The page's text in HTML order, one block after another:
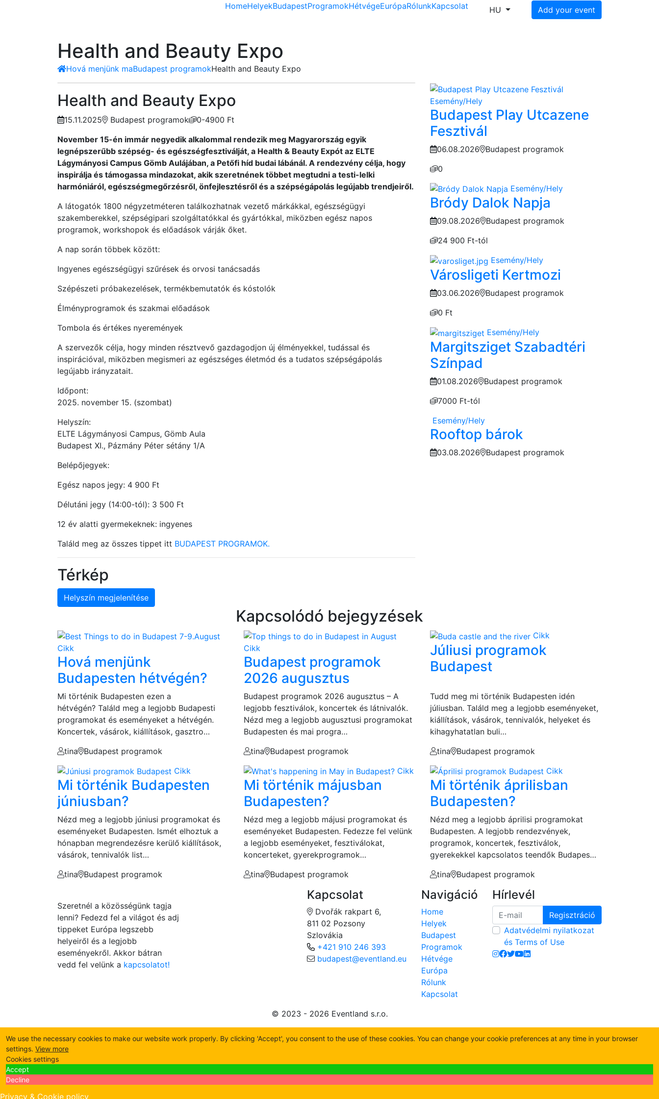
HomeHelyekBudapestProgramokHétvégeEurópaRólunkKapcsolat HU Add your event
Health and Beauty Expo
Hová menjünk maBudapest programokHealth and Beauty Expo
Health and Beauty Expo
15.11.2025 Budapest programok
0-4900 Ft
November 15-én immár negyedik alkalommal rendezik meg Magyarország egyik
legnépszerűbb szépség- és egészségfesztiválját, a Health & Beauty Expót az ELTE
Lágymányosi Campus Gömb Aulájában, a Petőfi híd budai lábánál. A rendezvény célja, hogy
inspirálja és támogassa mindazokat, akik szeretnének többet megtudni a testi-lelki
harmóniáról, egészségmegőrzésről, önfejlesztésről és a szépségápolás legújabb trendjeiről.
A látogatók 1800 négyzetméteren találkozhatnak vezető márkákkal, egészségügyi
szakemberekkel, szépségipari szolgáltatókkal és gyártókkal, miközben egész napos
programok, workshopok és előadások várják őket.
A nap során többek között:
Ingyenes egészségügyi szűrések és orvosi tanácsadás
Szépészeti próbakezelések, termékbemutatók és kóstolók
Élményprogramok és szakmai előadások
Tombola és értékes nyeremények
A szervezők célja, hogy minden résztvevő gazdagodjon új élményekkel, tudással és
inspirációval, miközben megismeri az egészséges életmód és a tudatos szépségápolás
legújabb irányzatait.
Időpont:
2025. november 15. (szombat)
Helyszín:
ELTE Lágymányosi Campus, Gömb Aula
Budapest XI., Pázmány Péter sétány 1/A
Belépőjegyek:
Egész napos jegy: 4 900 Ft
Délutáni jegy (14:00-tól): 3 500 Ft
12 év alatti gyermekeknek: ingyenes
Találd meg az összes tippet itt BUDAPEST PROGRAMOK.
Térkép
Helyszín megjelenítése
Esemény/Hely
Budapest Play Utcazene
Fesztivál
06.08.2026
Budapest programok
0
Esemény/Hely
Bródy Dalok Napja
09.08.2026
Budapest programok
24 900 Ft-tól
Esemény/Hely
Városligeti Kertmozi
03.06.2026
Budapest programok
0 Ft
Esemény/Hely
Margitsziget Szabadtéri
Színpad
01.08.2026
Budapest programok
7000 Ft-tól
Esemény/Hely
Rooftop bárok
03.08.2026 Budapest programok
Kapcsolódó bejegyzések
Cikk
Hová menjünk
Budapesten hétvégén?
Mi történik Budapesten ezen a
hétvégén? Találd meg a legjobb Budapesti
programokat és eseményeket a hétvégén.
Koncertek, vásárok, kiállítások, gasztro…
tina
Budapest programok
Cikk
Budapest programok
2026 augusztus
Budapest programok 2026 augusztus – A
legjobb fesztiválok, koncertek és látnivalók.
Nézd meg a legjobb augusztusi programokat
Budapesten és mai progra…
tina
Budapest programok
Cikk
Júliusi programok
Budapest
Tudd meg mi történik Budapesten idén
júliusban. Találd meg a legjobb eseményeket,
kiállítások, vásárok, tennivalók, helyeket és
kihagyhatatlan buli…
tina
Budapest programok
Cikk
Mi történik Budapesten
júniusban?
Nézd meg a legjobb júniusi programokat és
eseményeket Budapesten. Ismét elhoztuk a
hónapban megrendezésre kerülő kiállítások,
vásárok, tennivalók list…
tina
Budapest programok
Cikk
Mi történik májusban
Budapesten?
Nézd meg a legjobb májusi programokat és
eseményeket Budapesten. Fedezze fel velünk
a legjobb eseményeket, fesztiválokat,
koncerteket, gyerekprogramok…
tina
Budapest programok
Cikk
Mi történik áprilisban
Budapesten?
Nézd meg a legjobb áprilisi programokat
Budapesten. A legjobb rendezvények,
programok, koncertek, fesztiválok,
gyerekekkel kapcsolatos teendők Budapes…
tina
Budapest programok
Szeretnél a közösségünk tagja
lenni? Fedezd fel a világot és adj
tippeket Európa legszebb
helyeiről és a legjobb
eseményekről. Akkor bátran
vedd fel velünk a kapcsolatot!
Kapcsolat
Dvořák rakpart 6,
811 02 Pozsony
Szlovákia
+421 910 246 393
budapest@eventland.eu
Navigáció
Home
Helyek
Budapest
Programok
Hétvége
Európa
Rólunk
Kapcsolat
Hírlevél
Regisztráció
Adatvédelmi nyilatkozat
és Terms of Use
© 2023 - 2026 Eventland s.r.o.
We use the necessary cookies to make our website work properly. By clicking 'Accept', you consent to the use of these cookies. You can change your cookie preferences at any time in your browser
settings. View more
Cookies settings
Accept
Decline
Privacy & Cookie policy